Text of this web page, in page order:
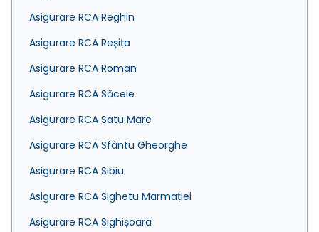
Asigurare RCA Reghin
Asigurare RCA Reșița
Asigurare RCA Roman
Asigurare RCA Săcele
Asigurare RCA Satu Mare
Asigurare RCA Sfântu Gheorghe
Asigurare RCA Sibiu
Asigurare RCA Sighetu Marmației
Asigurare RCA Sighișoara